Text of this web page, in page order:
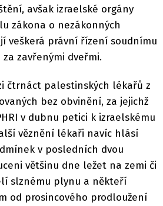
avšak izraelské orgány
zákona o nezákonných
veškerá právní řízení soudnímu
zavřenými dveřmi.
čtrnáct palestinských lékařů z
bez obvinění, za jejichž
v dubnu petici k izraelskému
věznění lékaři navíc hlásí
v posledních dvou
většinu dne ležet na zemi či
slznému plynu a někteří
od prosincového prodloužení